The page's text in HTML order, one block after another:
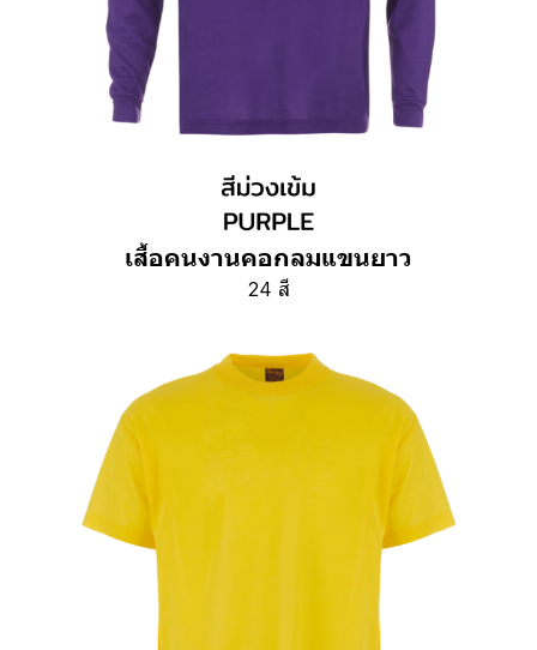
เสื้อคนงานคอกลมแขนยาว
24 สี